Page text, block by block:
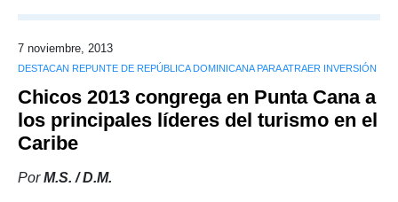
7 noviembre, 2013
DESTACAN REPUNTE DE REPÚBLICA DOMINICANA PARA ATRAER INVERSIÓN
Chicos 2013 congrega en Punta Cana a
los principales líderes del turismo en el
Caribe
PorM.S. / D.M.